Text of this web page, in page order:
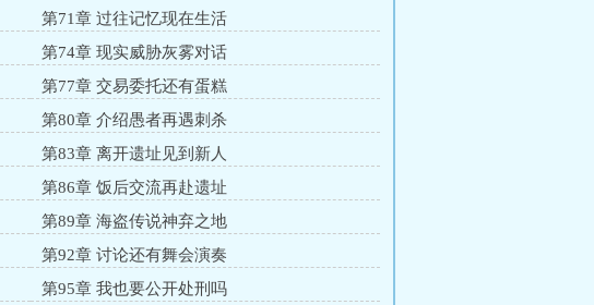
第71章 过往记忆现在生活
第74章 现实威胁灰雾对话
第77章 交易委托还有蛋糕
第80章 介绍愚者再遇刺杀
第83章 离开遗址见到新人
第86章 饭后交流再赴遗址
第89章 海盗传说神弃之地
第92章 讨论还有舞会演奏
第95章 我也要公开处刑吗